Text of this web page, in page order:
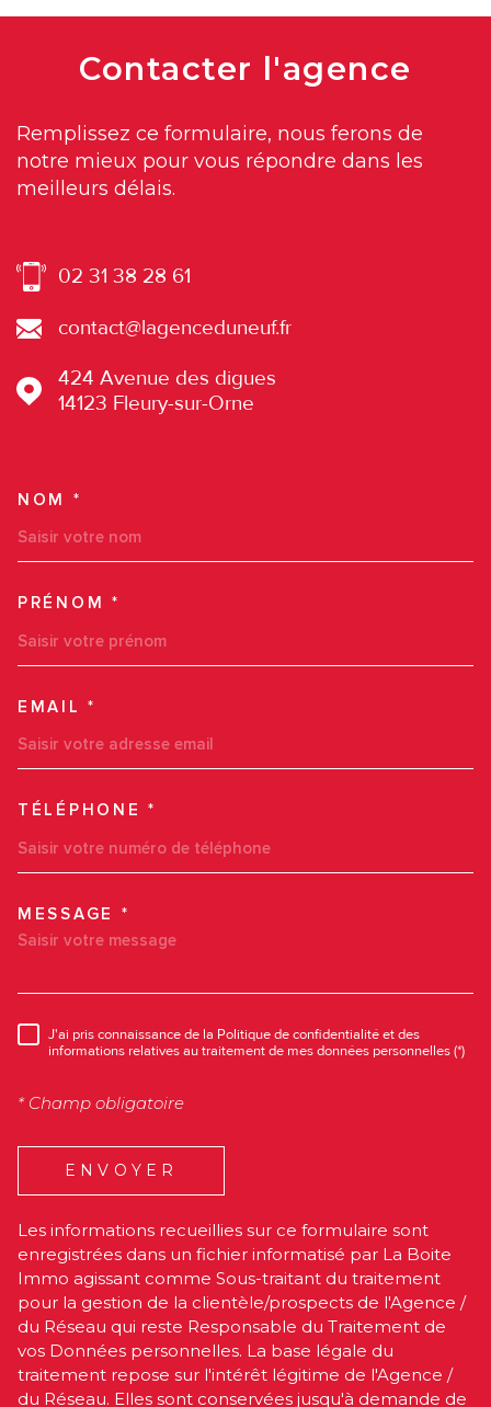
Contacter l'agence
Remplissez ce formulaire, nous ferons de
notre mieux pour vous répondre dans les
meilleurs délais.
02 31 38 28 61
contact@lagenceduneuf.fr
424 Avenue des digues
14123
Fleury-sur-Orne
NOM *
PRÉNOM *
EMAIL *
TÉLÉPHONE *
MESSAGE *
RÈGLEMENTATION
J'ai pris connaissance de la Politique de confidentialité et des
informations relatives au traitement de mes données personnelles (*)
* Champ obligatoire
ENVOYER
Les informations recueillies sur ce formulaire sont
enregistrées dans un fichier informatisé par La Boite
Immo agissant comme Sous-traitant du traitement
pour la gestion de la clientèle/prospects de l'Agence /
du Réseau qui reste Responsable du Traitement de
vos Données personnelles. La base légale du
traitement repose sur l'intérêt légitime de l'Agence /
du Réseau. Elles sont conservées jusqu'à demande de